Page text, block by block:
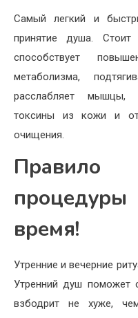
Самый легкий и
принятие душа.
способствует
метаболизма,
расслабляет мышцы,
токсины из кожи и
очищения.
время!
Утренние и вечерние
Утренний душ поможет
взбодрит не хуже,